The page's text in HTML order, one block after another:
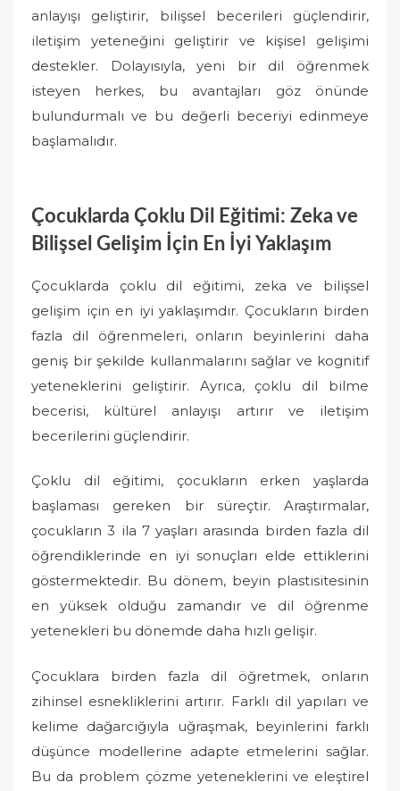
anlayışı geliştirir, bilişsel becerileri güçlendirir,
iletişim yeteneğini geliştirir ve kişisel gelişimi
destekler. Dolayısıyla, yeni bir dil öğrenmek
isteyen herkes, bu avantajları göz önünde
bulundurmalı ve bu değerli beceriyi edinmeye
başlamalıdır.
Çocuklarda Çoklu Dil Eğitimi: Zeka ve
Bilişsel Gelişim İçin En İyi Yaklaşım
Çocuklarda çoklu dil eğitimi, zeka ve bilişsel
gelişim için en iyi yaklaşımdır. Çocukların birden
fazla dil öğrenmeleri, onların beyinlerini daha
geniş bir şekilde kullanmalarını sağlar ve kognitif
yeteneklerini geliştirir. Ayrıca, çoklu dil bilme
becerisi, kültürel anlayışı artırır ve iletişim
becerilerini güçlendirir.
Çoklu dil eğitimi, çocukların erken yaşlarda
başlaması gereken bir süreçtir. Araştırmalar,
çocukların 3 ila 7 yaşları arasında birden fazla dil
öğrendiklerinde en iyi sonuçları elde ettiklerini
göstermektedir. Bu dönem, beyin plastisitesinin
en yüksek olduğu zamandır ve dil öğrenme
yetenekleri bu dönemde daha hızlı gelişir.
Çocuklara birden fazla dil öğretmek, onların
zihinsel esnekliklerini artırır. Farklı dil yapıları ve
kelime dağarcığıyla uğraşmak, beyinlerini farklı
düşünce modellerine adapte etmelerini sağlar.
Bu da problem çözme yeteneklerini ve eleştirel